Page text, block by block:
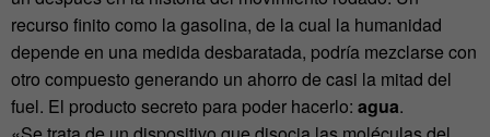
recurso finito como la gasolina, de la cual la humanidad
depende en una medida desbaratada, podría mezclarse con
otro compuesto generando un ahorro de casi la mitad del
fuel. El producto secreto para poder hacerlo: agua.